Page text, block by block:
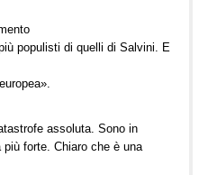
populisti di quelli di Salvini. E
assoluta. Sono in
forte. Chiaro che è una